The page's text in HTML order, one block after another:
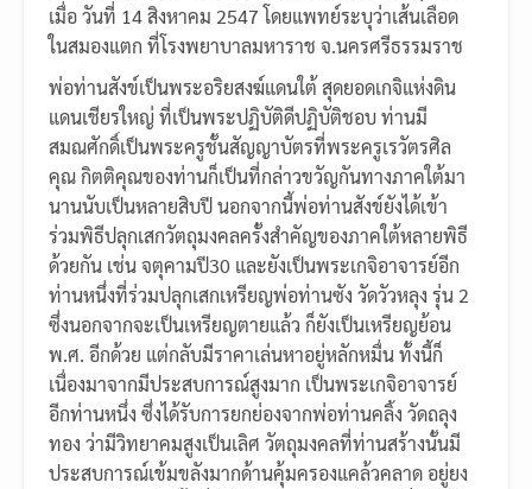
เมื่อ วันที่ 14 สิงหาคม 2547 โดยแพทย์ระบุว่าเส้นเลือด
ในสมองแตก ที่โรงพยาบาลมหาราช จ.นครศรีธรรมราช
พ่อท่านสังข์เป็นพระอริยสงฆ์แดนใต้ สุดยอดเกจิแห่งดิน
แดนเชียรใหญ่ ที่เป็นพระปฏิบัติดีปฏิบัติชอบ ท่านมี
สมณศักดิ์เป็นพระครูชั้นสัญญาบัตรที่พระครูเรวัตรศิล
คุณ กิตติคุณของท่านก็เป็นที่กล่าวขวัญกันทางภาคใต้มา
นานนับเป็นหลายสิบปี นอกจากนี้พ่อท่านสังข์ยังได้เข้า
ร่วมพิธีปลุกเสกวัตถุมงคลครั้งสำคัญของภาคใต้หลายพิธี
ด้วยกัน เช่น จตุคามปี30 และยังเป็นพระเกจิอาจารย์อีก
ท่านหนึ่งที่ร่วมปลุกเสกเหรียญพ่อท่านซัง วัดวัวหลุง รุ่น 2
ซึ่งนอกจากจะเป็นเหรียญตายแล้ว ก็ยังเป็นเหรียญย้อน
พ.ศ. อีกด้วย แต่กลับมีราคาเล่นหาอยู่หลักหมื่น ทั้งนี้ก็
เนื่องมาจากมีประสบการณ์สูงมาก เป็นพระเกจิอาจารย์
อีกท่านหนึ่ง ซึ่งได้รับการยกย่องจากพ่อท่านคลิ้ง วัดถลุง
ทอง ว่ามีวิทยาคมสูงเป็นเลิศ วัตถุมงคลที่ท่านสร้างนั้นมี
ประสบการณ์เข้มขลังมากด้านคุ้มครองแคล้วคลาด อยู่ยง